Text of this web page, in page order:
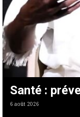
Santé :
6 août 2026